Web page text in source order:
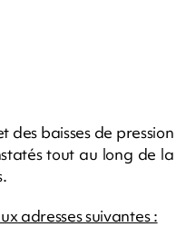
des baisses de pression
tout au long de la
adresses suivantes :